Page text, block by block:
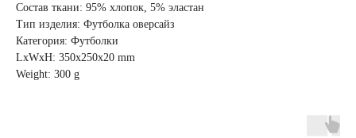
Состав ткани: 95% хлопок, 5% эластан
Тип изделия: Футболка оверсайз
Категория: Футболки
LxWxH: 350x250x20 mm
Weight: 300 g